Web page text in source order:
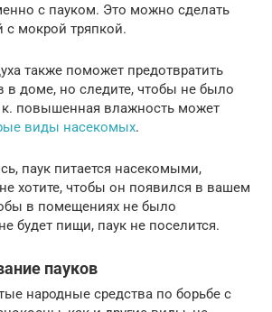
с пауком. Это можно сделать
мокрой тряпкой.
также поможет предотвратить
в доме, но следите, чтобы не было
повышенная влажность может
виды насекомых.
паук питается насекомыми,
хотите, чтобы он появился в вашем
в помещениях не было
будет пищи, паук не поселится.
пауков
народные средства по борьбе с